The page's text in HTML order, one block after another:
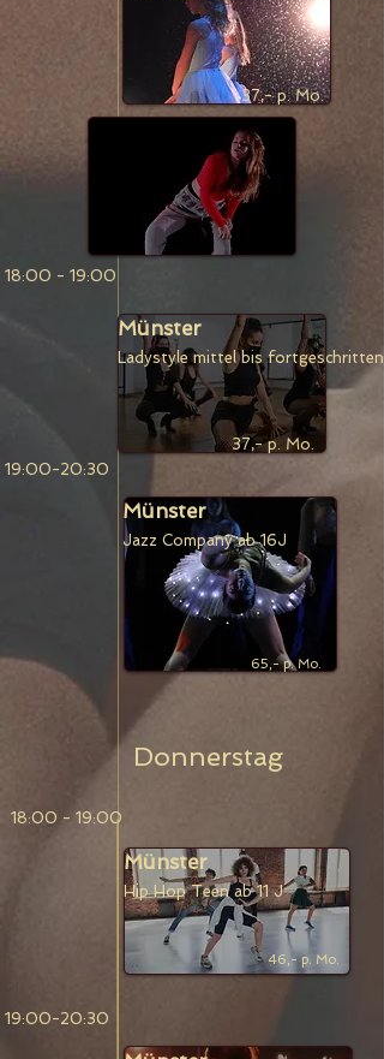
37,- p. Mo.
18:00 - 19:00
Münster
Ladystyle mittel bisfortgeschritten.
37,- p. Mo.
19:00-20:30
Münster
Jazz Company ab 16J
65,- p. Mo.
Donnerstag
18:00 - 19:00
46,- p. Mo.
Münster
Hip Hop Teen ab 11 J
19:00-20:30